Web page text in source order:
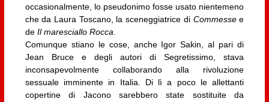
occasionalmente, lo pseudonimo fosse usato nientemeno
che da Laura Toscano, la sceneggiatrice di Commessee
de Il maresciallo Rocca
Comunque stiano le cose, anche Igor Sakin, al pari di
Jean Bruce e degli autori di Segretissimo, stava
inconsapevolmente collaborando alla rivoluzione
sessuale imminente in Italia. Di lì a poco le allettanti
copertine di Jacono sarebbero state sostituite da